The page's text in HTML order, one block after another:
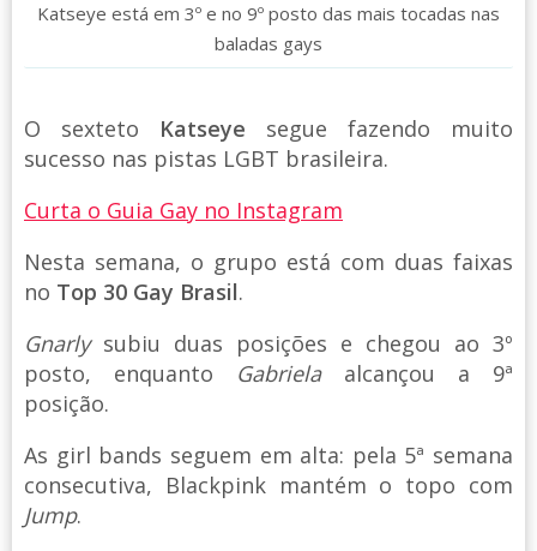
Katseye está em 3º e no 9º posto das mais tocadas nas
baladas gays
O sexteto Katseye segue fazendo muito
sucesso nas pistas LGBT brasileira.
Curta o Guia Gay no Instagram
Nesta semana, o grupo está com duas faixas
no Top 30 Gay Brasil.
Gnarlysubiu duas posições e chegou ao 3º
posto, enquanto Gabrielaalcançou a 9ª
posição.
As girl bands seguem em alta: pela 5ª semana
consecutiva, Blackpink mantém o topo com
Jump.